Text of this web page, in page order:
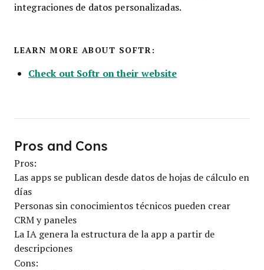
integraciones de datos personalizadas.
LEARN MORE ABOUT SOFTR:
Check out Softr on their website
Pros and Cons
Pros:
Las apps se publican desde datos de hojas de cálculo en
días
Personas sin conocimientos técnicos pueden crear
CRM y paneles
La IA genera la estructura de la app a partir de
descripciones
Cons: